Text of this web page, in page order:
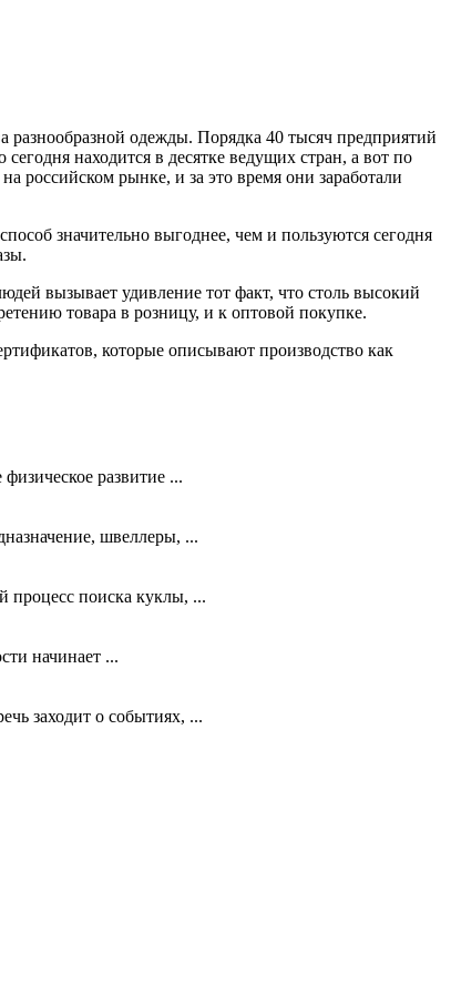
разнообразной одежды. Порядка 40 тысяч предприятий
находится в десятке ведущих стран, а вот по
российском рынке, и за это время они заработали
значительно выгоднее, чем и пользуются сегодня
вызывает удивление тот факт, что столь высокий
товара в розницу, и к оптовой покупке.
которые описывают производство как
развитие ...
швеллеры, ...
процесс поиска куклы, ...
начинает ...
заходит о событиях, ...